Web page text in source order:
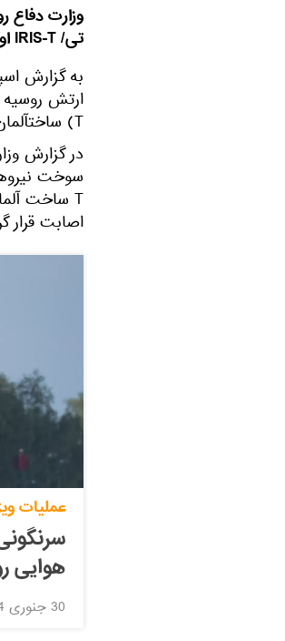
وزارت دفاع
تی/ IRIS-T اوکراین را نابود کردند.
T) ساختآلمان را هدف قرار داد.
در گزارش
اصابت قرار
عملیات
هوایی
30 جنوری 2024, 15:01